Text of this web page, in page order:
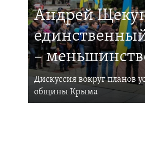
Андрей
–
Дискуссия вокруг планов
общины Крыма